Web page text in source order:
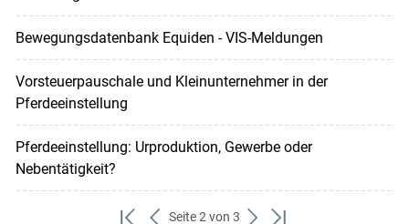
Bewegungsdatenbank Equiden - VIS-Meldungen
Vorsteuerpauschale und Kleinunternehmer in der
Pferdeeinstellung
Pferdeeinstellung: Urproduktion, Gewerbe oder
Nebentätigkeit?
Seite 2 von 3